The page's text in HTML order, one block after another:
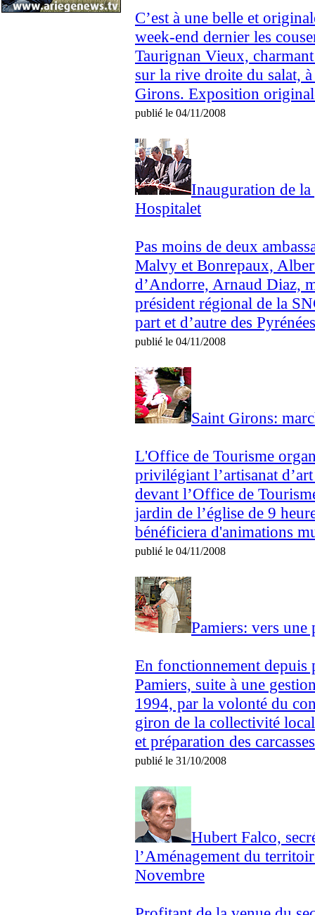
C’est à une belle et
week-end dernier les
Taurignan Vieux,
sur la rive droite du salat,
Girons. Exposition
publié le 04/11/2008
Inauguration de
Hospitalet
Pas moins de deux
Malvy et Bonrepaux,
d’Andorre, Arnaud Diaz,
président régional de la
part et d’autre des
publié le 04/11/2008
Saint Girons:
L'Office de Tourisme
privilégiant l’artisanat
devant l’Office de
jardin de l’église de 9
bénéficiera d'animations
publié le 04/11/2008
Pamiers: vers une
En fonctionnement depuis
Pamiers, suite à une
1994, par la volonté du
giron de la collectivité
et préparation des
publié le 31/10/2008
Hubert Falco,
l’Aménagement du
Novembre